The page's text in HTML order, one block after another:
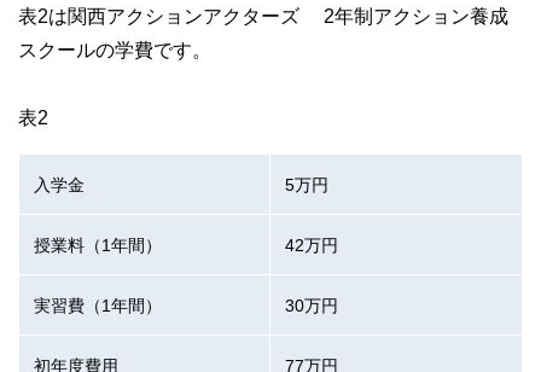
表2は関西アクションアクターズ 2年制アクション養成
スクールの学費です。
表2
入学金 5万円
授業料（1年間） 42万円
実習費（1年間） 30万円
初年度費用 77万円